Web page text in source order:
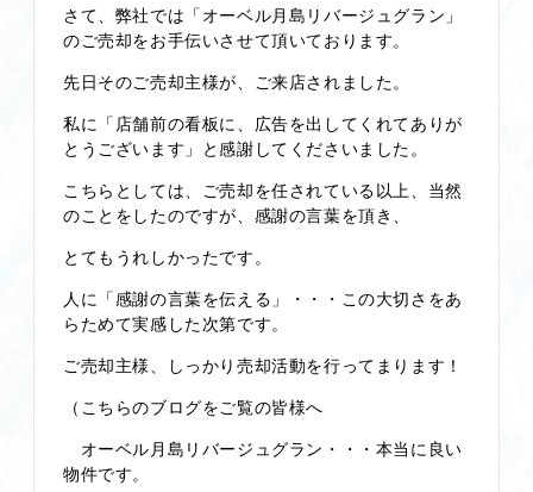
さて、弊社では「オーベル月島リバージュグラン」
のご売却をお手伝いさせて頂いております。
先日そのご売却主様が、ご来店されました。
私に「店舗前の看板に、広告を出してくれてありが
とうございます」と感謝してくださいました。
こちらとしては、ご売却を任されている以上、当然
のことをしたのですが、感謝の言葉を頂き、
とてもうれしかったです。
人に「感謝の言葉を伝える」・・・この大切さをあ
らためて実感した次第です。
ご売却主様、しっかり売却活動を行ってまります！
（こちらのブログをご覧の皆様へ
オーベル月島リバージュグラン・・・本当に良い
物件です。